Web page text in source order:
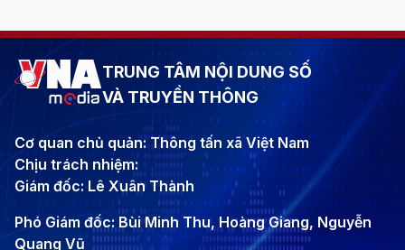
TRUNG TÂM NỘI DUNG SỐ
VÀ TRUYỀN THÔNG
Cơ quan chủ quản: Thông tấn xã Việt Nam
Chịu trách nhiệm:
Giám đốc: Lê Xuân Thành
Phó Giám đốc: Bùi Minh Thu, Hoàng Giang, Nguyễn
Quang Vũ